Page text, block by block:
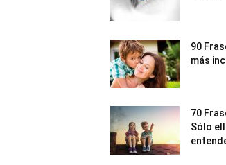
90
más
70
Sólo